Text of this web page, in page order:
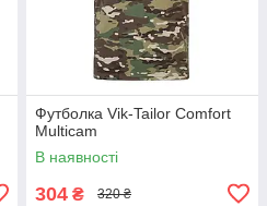
Футболка Vik-Tailor Comfort
Multicam
В наявності
304 ₴ 320 ₴